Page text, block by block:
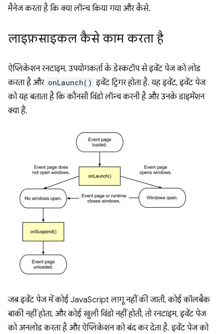
मैनेज करता है कि क्या लॉन्च किया गया और कैसे.
लाइफ़साइकल कैसे काम करता है
ऐप्लिकेशन रनटाइम, उपयोगकर्ता के डेस्कटॉप से इवेंट पेज को लोड
करता है और onLaunch() इवेंट ट्रिगर होता है. यह इवेंट, इवेंट पेज
को यह बताता है कि कौनसी विंडो लॉन्च करनी है और उनके डाइमेंशन
क्या हैं.
जब इवेंट पेज में कोई JavaScript लागू नहीं की जाती, कोई कॉलबैक
बाकी नहीं होता, और कोई खुली विंडो नहीं होती, तो रनटाइम, इवेंट पेज
को अनलोड करता है और ऐप्लिकेशन को बंद कर देता है. इवेंट पेज को